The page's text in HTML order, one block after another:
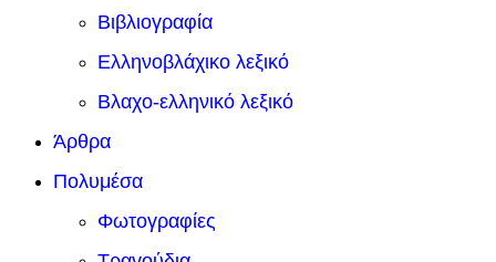
Βιβλιογραφία
Ελληνοβλάχικο λεξικό
Βλαχο-ελληνικό λεξικό
Άρθρα
Πολυμέσα
Φωτογραφίες